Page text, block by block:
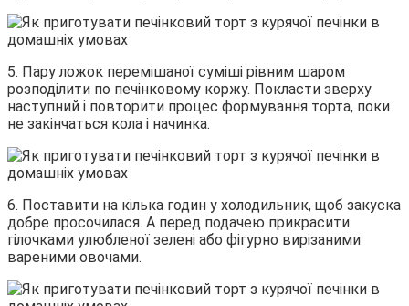
5. Пару ложок перемішаної суміші рівним шаром
розподілити по печінковому коржу. Покласти зверху
наступний і повторити процес формування торта, поки
не закінчаться кола і начинка.
6. Поставити на кілька годин у холодильник, щоб закуска
добре просочилася. А перед подачею прикрасити
гілочками улюбленої зелені або фігурно вирізаними
вареними овочами.